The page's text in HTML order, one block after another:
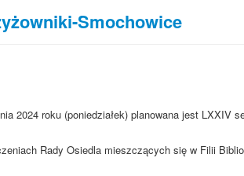
Smochowice
2024 roku (poniedziałek) planowana jest LXXIV
Rady Osiedla mieszczących się w Filii